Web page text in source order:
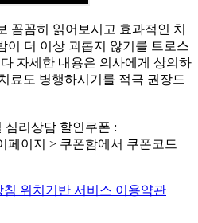
꼼히 읽어보시고 효과적인 치
이 더 이상 괴롭지 않기를 트로스
자세한 내용은 의사에게 상의하
료도 병행하시기를 적극 권장드
리상담 할인쿠폰 :
페이지 > 쿠폰함에서 쿠폰코드
침 위치기반 서비스 이용약관